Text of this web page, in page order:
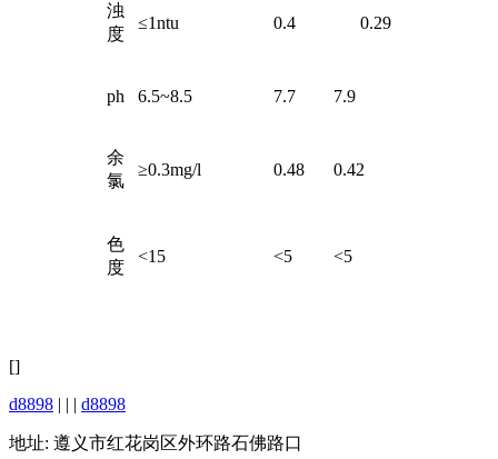
浊
度
≤1ntu 0.4 0.29
ph 6.5~8.5 7.7 7.9
余
氯
≥0.3mg/l 0.48 0.42
色
度
<15 <5 <5
[]
d8898 | | | d8898
地址: 遵义市红花岗区外环路石佛路口